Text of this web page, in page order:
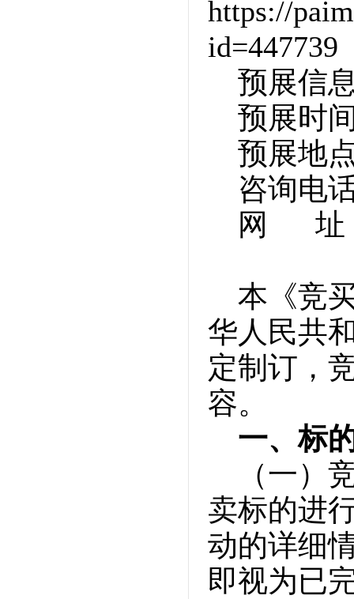
https://
id=447739
预展信
预展时
预展地
咨询电
网 址
本《竞
华人民共
定制订，
容。
一、标
（一）
卖标的进
动的详细
即视为已